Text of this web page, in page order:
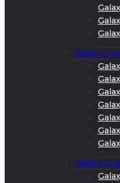
Galaxy S-
Galaxy A-